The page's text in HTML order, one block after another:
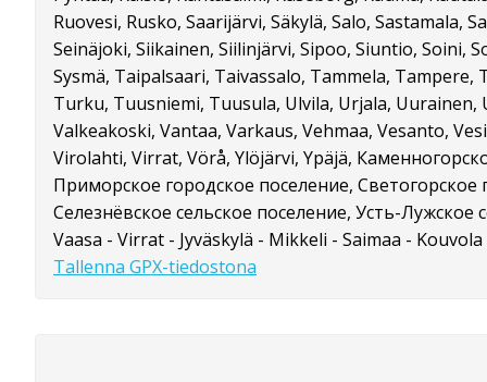
Ruovesi, Rusko, Saarijärvi, Säkylä, Salo, Sastamala,
Seinäjoki, Siikainen, Siilinjärvi, Sipoo, Siuntio, Soini,
Sysmä, Taipalsaari, Taivassalo, Tammela, Tampere,
Turku, Tuusniemi, Tuusula, Ulvila, Urjala, Uurainen,
Valkeakoski, Vantaa, Varkaus, Vehmaa, Vesanto,
Virolahti, Virrat, Vörå, Ylöjärvi, Ypäjä,
Приморское городское поселение, Светогорское
Селезнёвское сельское поселение, Усть-Лужское
Vaasa - Virrat - Jyväskylä - Mikkeli - Saimaa -
Tallenna GPX-tiedostona